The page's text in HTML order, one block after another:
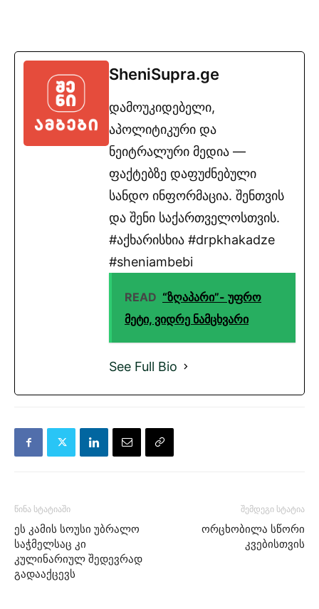
SheniSupra.ge
დამოუკიდებელი,
აპოლიტიკური და
ნეიტრალური მედია —
ფაქტებზე დაფუძნებული
სანდო ინფორმაცია. შენთვის
და შენი საქართველოსთვის.
#აქხარისხია #drpkhakadze
#sheniambebi
READ “ზღაპარი”- უფრო
მეტი, ვიდრე ნამცხვარი
See Full Bio
წინა სტატიაში
ეს კამის სოუსი უბრალო
საჭმელსაც კი
კულინარიულ შედევრად
გადააქცევს
შემდეგი სტატია
ორცხობილა სწორი
კვებისთვის